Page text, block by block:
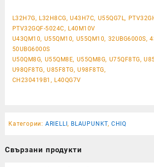
L32H7G, L32H8CG, U43H7C, U55QG7L,
PTV32GQF-5024C, L40M10V
U43QM10, U55QM10, U55QM10, 32UBG6000S,
50UBG6000S
U50QM8G, U55QM8E, U55QM8G, U75QF8TG,
U98QF8TG, U85F8TG, U98F8TG,
CH230419B1, L40QG7V
Категории: ARIELLI, BLAUPUNKT, CHIQ
Свързани продукти